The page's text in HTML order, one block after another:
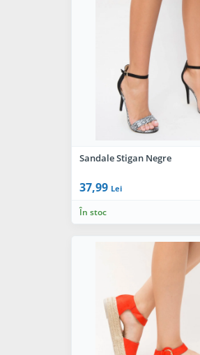
Sandale Stigan Negre
37,99 Lei
În stoc